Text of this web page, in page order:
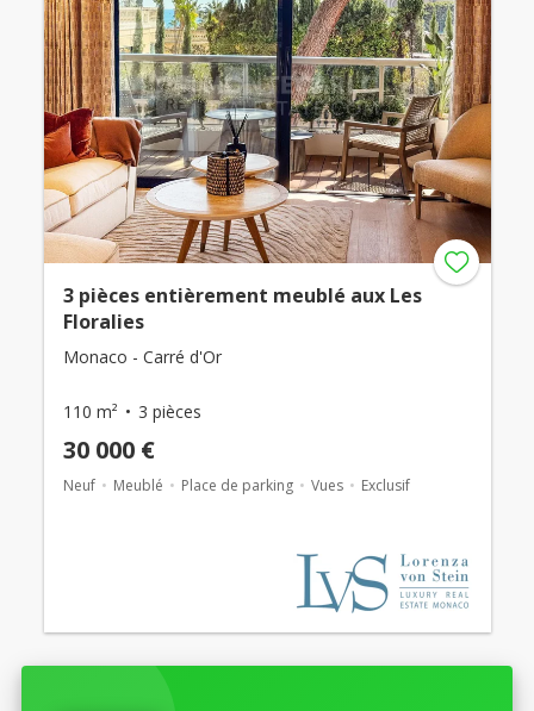
3 pièces entièrement meublé aux Les
Floralies
Monaco - Carré d'Or
110 m² 3 pièces
30 000 €
Neuf Meublé Place de parking Vues Exclusif